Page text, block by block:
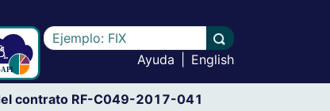
Escriba el texto a buscar
Llevar a cabo la
Ayuda
English
contrato RF-C049-2017-041